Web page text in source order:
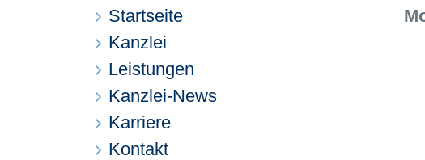
Startseite
Kanzlei
Leistungen
Kanzlei-News
Karriere
Kontakt